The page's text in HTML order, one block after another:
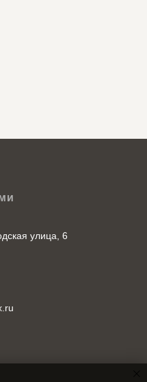
улица, 6